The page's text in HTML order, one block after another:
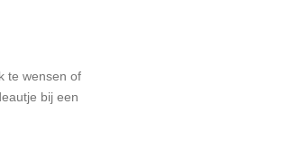
te wensen of
bij een